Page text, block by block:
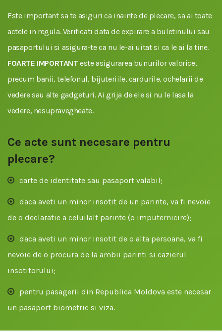
Este important sa te asiguri ca inainte de plecare, sa ai toate
actele in regula. Verificati data de expirare a buletinului sau
pasaportului si asigura-te ca nu le-ai uitat si ca le ai la tine.
FOARTE IMPORTANT este asigurarea bunurilor valorice,
precum banii, telefonul, bijuteriile, cardurile, ochelarii de
vedere sau alte gadgeturi. Ai grija de ele si nu le lasa la
vedere, nesupravegheate.
Ce acte sunt necesare pentru
plecare?
carte de identitate sau pasaport valabil;
daca aveti un minor insotit de un parinte, va fi nevoie
de o declaratie a celuilalt parinte (o imputernicire);
daca aveti un minor insotit de o alta persoana, va fi
nevoie de o procura de la ambii parinti si cazierul
insotitorului;
pentru pasagerii din Republica Moldova este necesar
un pasaport biometric si viza.